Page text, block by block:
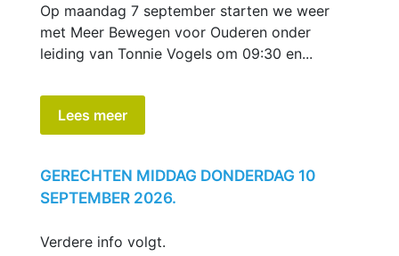
Op maandag 7 september starten we weer
met Meer Bewegen voor Ouderen onder
leiding van Tonnie Vogels om 09:30 en...
Lees meer
GERECHTEN MIDDAG DONDERDAG 10
SEPTEMBER 2026.
Verdere info volgt.